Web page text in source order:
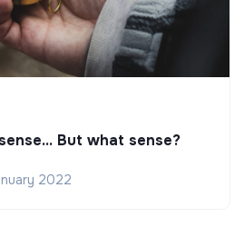
But what sense?
2022